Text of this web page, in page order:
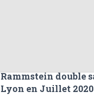
Rammstein double
Lyon en Juillet 2020